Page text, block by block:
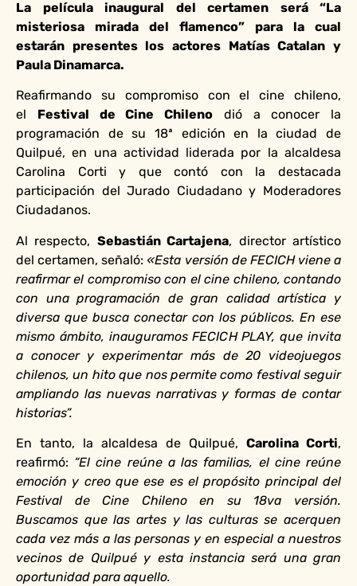
La película inaugural del certamen será “La
misteriosa mirada del flamenco” para la cual
estarán presentes los actores Matías Catalan y
Paula Dinamarca.
Reafirmando su compromiso con el cine chileno,
el Festival de Cine Chileno dió a conocer la
programación de su 18ª edición en la ciudad de
Quilpué, en una actividad liderada por la alcaldesa
Carolina Corti y que contó con la destacada
participación del Jurado Ciudadano y Moderadores
Ciudadanos.
Al respecto, Sebastián Cartajena, director artístico
del certamen, señaló: «Esta versión de FECICH viene a
reafirmar el compromiso con el cine chileno, contando
con una programación de gran calidad artística y
diversa que busca conectar con los públicos. En ese
mismo ámbito, inauguramos FECICH PLAY, que invita
a conocer y experimentar más de 20 videojuegos
chilenos, un hito que nos permite como festival seguir
ampliando las nuevas narrativas y formas de contar
historias”.
En tanto, la alcaldesa de Quilpué, Carolina Corti,
reafirmó: “El cine reúne a las familias, el cine reúne
emoción y creo que ese es el propósito principal del
Festival de Cine Chileno en su 18va versión.
Buscamos que las artes y las culturas se acerquen
cada vez más a las personas y en especial a nuestros
vecinos de Quilpué y esta instancia será una gran
oportunidad para aquello.